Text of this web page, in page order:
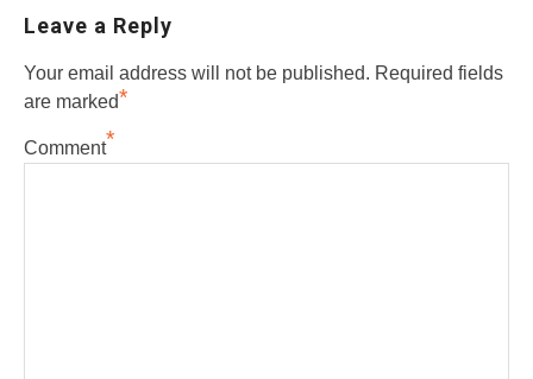
Leave a Reply
Your email address will not be published. Required fields
are marked*
Comment*